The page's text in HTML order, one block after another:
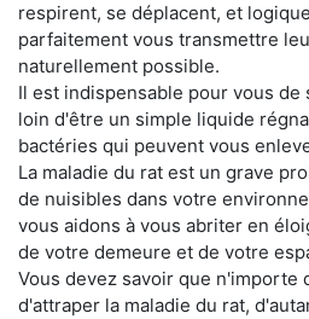
respirent, se déplacent, et
parfaitement vous transmettre
naturellement possible.
Il est indispensable pour vous de
loin d'être un simple liquide
bactéries qui peuvent vous
La maladie du rat est un grave
de nuisibles dans votre
vous aidons à vous abriter en
de votre demeure et de votre
Vous devez savoir que n'importe
d'attraper la maladie du rat,